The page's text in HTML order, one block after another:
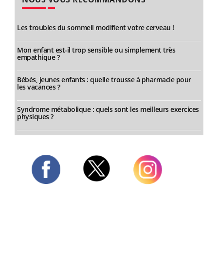
Les troubles du sommeil modifient votre cerveau !
Mon enfant est-il trop sensible ou simplement très
empathique ?
Bébés, jeunes enfants : quelle trousse à pharmacie pour
les vacances ?
Syndrome métabolique : quels sont les meilleurs exercices
physiques ?